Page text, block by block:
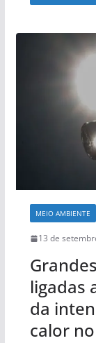
MEIO AMBIENTE
13 de
ligadas
da
calor